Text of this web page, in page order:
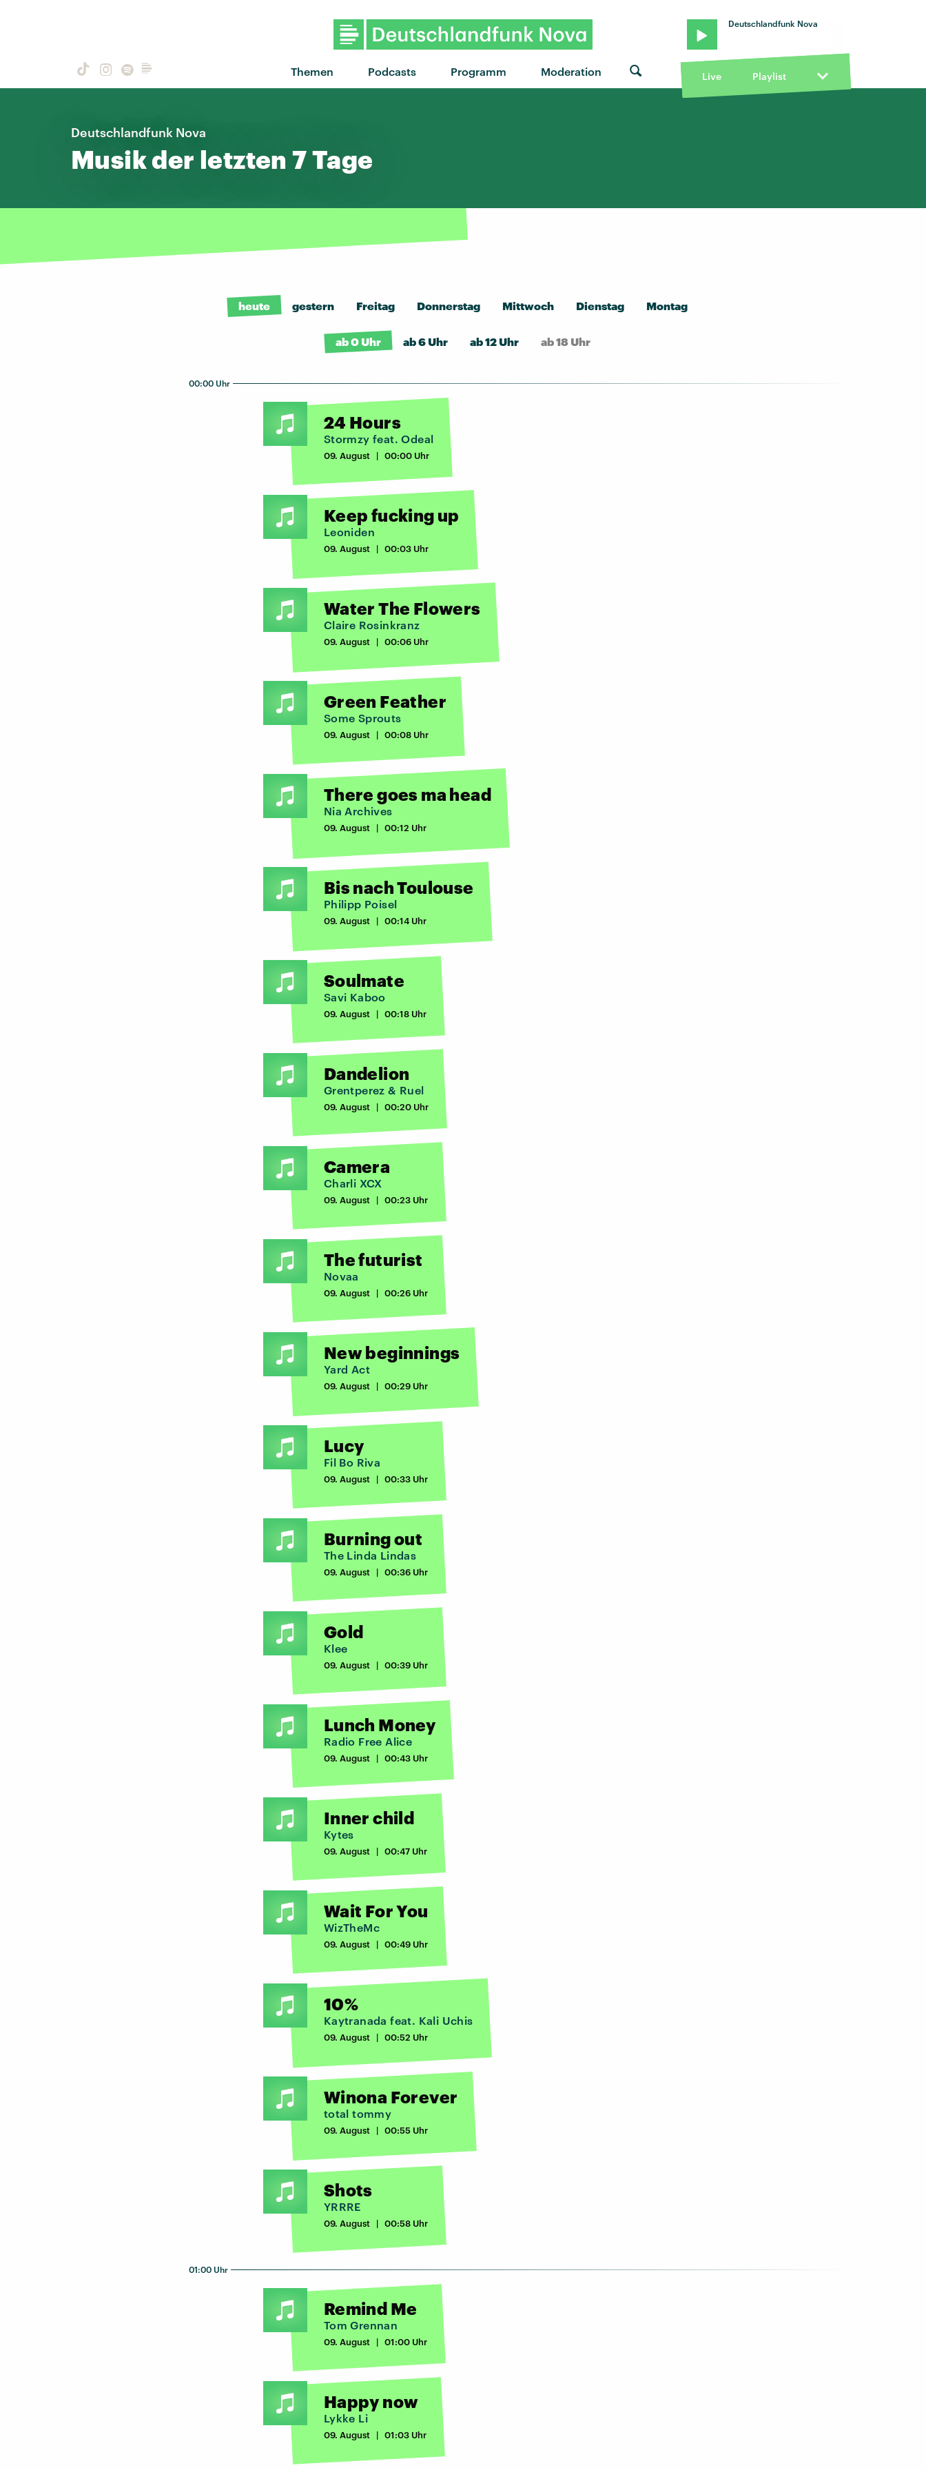
Themen Podcasts Programm Moderation
Deutschlandfunk Nova
Live Playlist
Deutschlandfunk Nova
Musik der letzten 7 Tage
heute gestern Freitag Donnerstag Mittwoch Dienstag Montag
ab 0 Uhr ab 6 Uhr ab 12 Uhr ab 18 Uhr
00:00 Uhr
24 Hours
Stormzy feat. Odeal
09. August | 00:00 Uhr
Keep fucking up
Leoniden
09. August | 00:03 Uhr
Water The Flowers
Claire Rosinkranz
09. August | 00:06 Uhr
Green Feather
Some Sprouts
09. August | 00:08 Uhr
There goes ma head
Nia Archives
09. August | 00:12 Uhr
Bis nach Toulouse
Philipp Poisel
09. August | 00:14 Uhr
Soulmate
Savi Kaboo
09. August | 00:18 Uhr
Dandelion
Grentperez & Ruel
09. August | 00:20 Uhr
Camera
Charli XCX
09. August | 00:23 Uhr
The futurist
Novaa
09. August | 00:26 Uhr
New beginnings
Yard Act
09. August | 00:29 Uhr
Lucy
Fil Bo Riva
09. August | 00:33 Uhr
Burning out
The Linda Lindas
09. August | 00:36 Uhr
Gold
Klee
09. August | 00:39 Uhr
Lunch Money
Radio Free Alice
09. August | 00:43 Uhr
Inner child
Kytes
09. August | 00:47 Uhr
Wait For You
WizTheMc
09. August | 00:49 Uhr
10%
Kaytranada feat. Kali Uchis
09. August | 00:52 Uhr
Winona Forever
total tommy
09. August | 00:55 Uhr
Shots
YRRRE
09. August | 00:58 Uhr
01:00 Uhr
Remind Me
Tom Grennan
09. August | 01:00 Uhr
Happy now
Lykke Li
09. August | 01:03 Uhr